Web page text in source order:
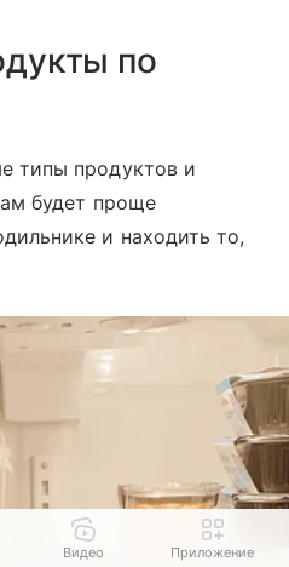
по
типы продуктов и
будет проще
и находить то,
Видео Приложение